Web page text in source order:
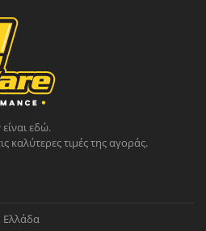
εδώ.
καλύτερες τιμές της αγοράς.
Ελλάδα